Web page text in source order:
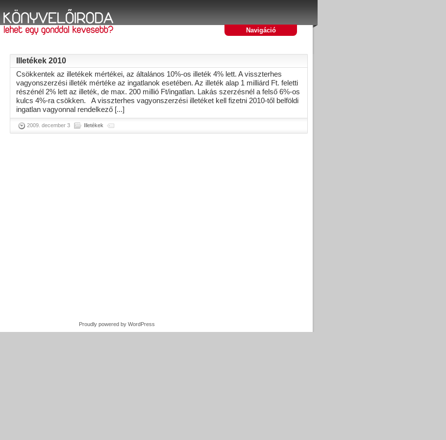
Navigáció
Illetékek 2010
Csökkentek az illetékek mértékei, az általános 10%-os illeték 4% lett. A visszterhes
vagyonszerzési illeték mértéke az ingatlanok esetében. Az illeték alap 1 milliárd Ft. feletti
részénél 2% lett az illeték, de max. 200 millió Ft/ingatlan. Lakás szerzésnél a felső 6%-os
kulcs 4%-ra csökken. A visszterhes vagyonszerzési illetéket kell fizetni 2010-től belföldi
ingatlan vagyonnal rendelkező [...]
2009. december 3 Illetékek
Proudly powered by WordPress